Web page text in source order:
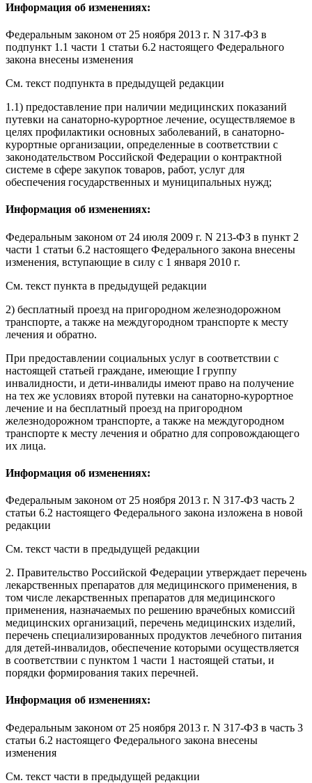
Информация об изменениях:
Федеральным законом от 25 ноября 2013 г. N 317-ФЗ в
подпункт 1.1 части 1 статьи 6.2 настоящего Федерального
закона внесены изменения
См. текст подпункта в предыдущей редакции
1.1) предоставление при наличии медицинских показаний
путевки на санаторно-курортное лечение, осуществляемое в
целях профилактики основных заболеваний, в санаторно-
курортные организации, определенные в соответствии с
законодательством Российской Федерации о контрактной
системе в сфере закупок товаров, работ, услуг для
обеспечения государственных и муниципальных нужд;
Информация об изменениях:
Федеральным законом от 24 июля 2009 г. N 213-ФЗ в пункт 2
части 1 статьи 6.2 настоящего Федерального закона внесены
изменения, вступающие в силу с 1 января 2010 г.
См. текст пункта в предыдущей редакции
2) бесплатный проезд на пригородном железнодорожном
транспорте, а также на междугородном транспорте к месту
лечения и обратно.
При предоставлении социальных услуг в соответствии с
настоящей статьей граждане, имеющие I группу
инвалидности, и дети-инвалиды имеют право на получение
на тех же условиях второй путевки на санаторно-курортное
лечение и на бесплатный проезд на пригородном
железнодорожном транспорте, а также на междугородном
транспорте к месту лечения и обратно для сопровождающего
их лица.
Информация об изменениях:
Федеральным законом от 25 ноября 2013 г. N 317-ФЗ часть 2
статьи 6.2 настоящего Федерального закона изложена в новой
редакции
См. текст части в предыдущей редакции
2. Правительство Российской Федерации утверждает перечень
лекарственных препаратов для медицинского применения, в
том числе лекарственных препаратов для медицинского
применения, назначаемых по решению врачебных комиссий
медицинских организаций, перечень медицинских изделий,
перечень специализированных продуктов лечебного питания
для детей-инвалидов, обеспечение которыми осуществляется
в соответствии с пунктом 1 части 1 настоящей статьи, и
порядки формирования таких перечней.
Информация об изменениях:
Федеральным законом от 25 ноября 2013 г. N 317-ФЗ в часть 3
статьи 6.2 настоящего Федерального закона внесены
изменения
См. текст части в предыдущей редакции